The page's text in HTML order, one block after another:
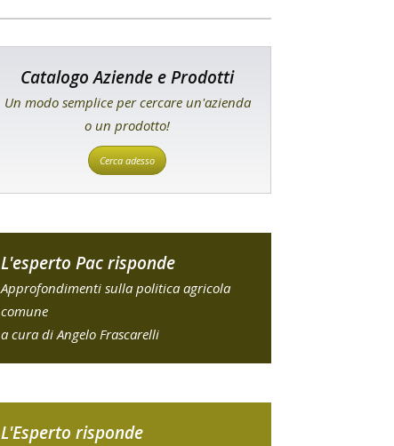
Catalogo Aziende e Prodotti
Un modo semplice per cercare un'azienda
o un prodotto!
Cerca adesso
L'esperto Pac risponde
Approfondimenti sulla politica agricola
comune
a cura di Angelo Frascarelli
L'Esperto risponde